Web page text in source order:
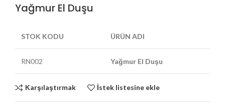
Yağmur El Duşu
STOK KODU ÜRÜN ADI
RN002 Yağmur El Duşu
Karşılaştırmak İstek listesine ekle